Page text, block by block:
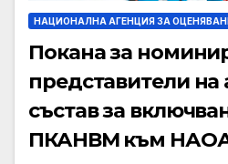
НАЦИОНАЛНА АГЕНЦИЯ ЗА
Покана за
представители
състав за
ПКАНВМ към